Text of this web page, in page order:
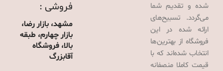
شده و تقدیم شما
می‌گردد. تسبیح‌های
ارائه شده در این
فروشگاه از بهترین‌ها
انتخاب شده‌اند که با
قیمت کاملا منصفانه
فروشی :
مشهد، بازار رضا،
بازار چهارم، طبقه
بالا، فروشگاه
آقابزرگ